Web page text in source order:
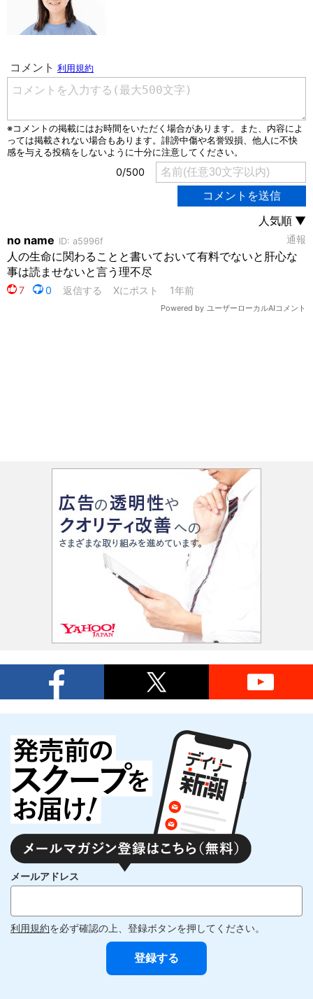
メールアドレス
利用規約を必ず確認の上、登録ボタンを押してください。